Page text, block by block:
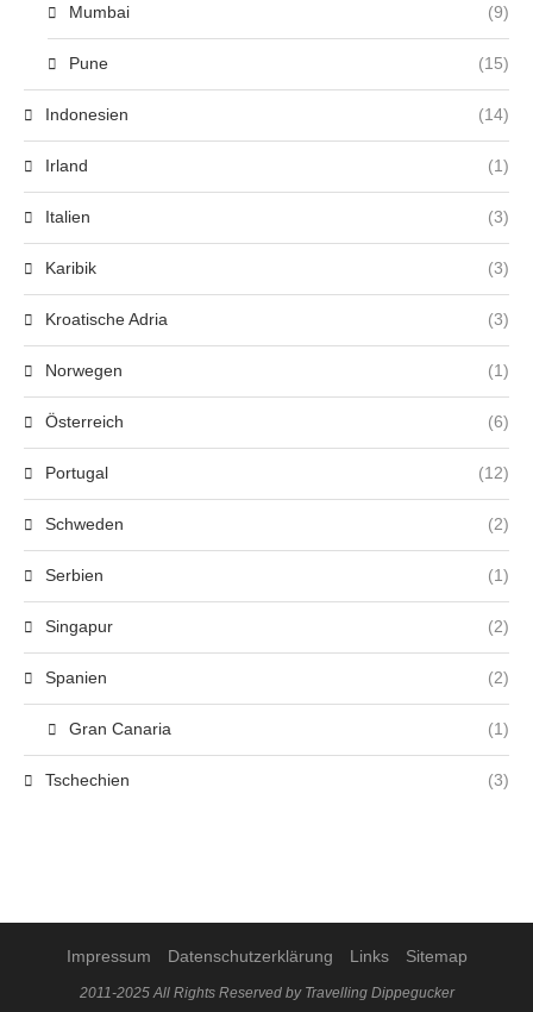
Mumbai (9)
Pune (15)
Indonesien (14)
Irland (1)
Italien (3)
Karibik (3)
Kroatische Adria (3)
Norwegen (1)
Österreich (6)
Portugal (12)
Schweden (2)
Serbien (1)
Singapur (2)
Spanien (2)
Gran Canaria (1)
Tschechien (3)
Impressum Datenschutzerklärung Links Sitemap
2011-2025 All Rights Reserved by Travelling Dippegucker